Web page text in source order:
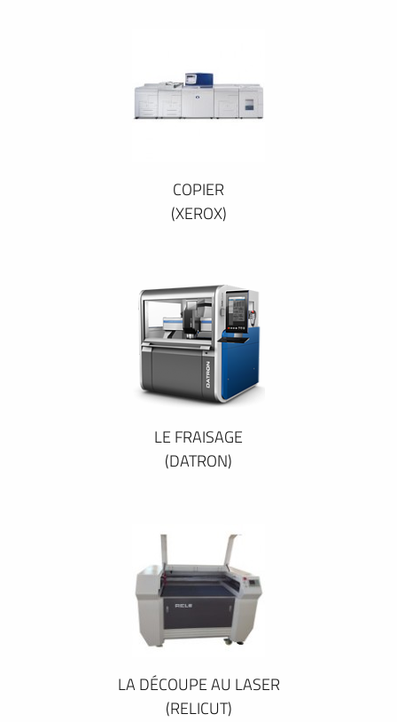
COPIER
(XEROX)
LE FRAISAGE
(DATRON)
LA DÉCOUPE AU LASER
(RELICUT)